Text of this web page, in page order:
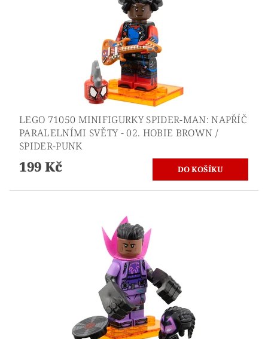
LEGO 71050 MINIFIGURKY SPIDER-MAN: NAPŘÍČ
PARALELNÍMI SVĚTY - 02. HOBIE BROWN /
SPIDER-PUNK
199 Kč